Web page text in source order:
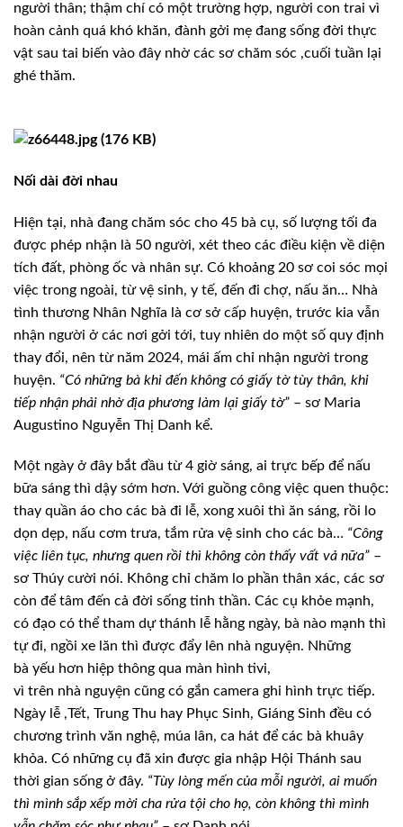
người thân; thậm chí có một trường hợp, người con trai vì
hoàn cảnh quá khó khăn, đành gởi mẹ đang sống đời thực
vật sau tai biến vào đây nhờ các sơ chăm sóc ,cuối tuần lại
ghé thăm.
Nối dài đời nhau
Hiện tại, nhà đang chăm sóc cho 45 bà cụ, số lượng tối đa
được phép nhận là 50 người, xét theo các điều kiện về diện
tích đất, phòng ốc và nhân sự. Có khoảng 20 sơ coi sóc mọi
việc trong ngoài, từ vệ sinh, y tế, đến đi chợ, nấu ăn… Nhà
tình thương Nhân Nghĩa là cơ sở cấp huyện, trước kia vẫn
nhận người ở các nơi gởi tới, tuy nhiên do một số quy định
thay đổi, nên từ năm 2024, mái ấm chỉ nhận người trong
huyện. “Có những bà khi đến không có giấy tờ tùy thân, khi
tiếp nhận phải nhờ địa phương làm lại giấy tờ” – sơ Maria
Augustino Nguyễn Thị Danh kể.
Một ngày ở đây bắt đầu từ 4 giờ sáng, ai trực bếp để nấu
bữa sáng thì dậy sớm hơn. Với guồng công việc quen thuộc:
thay quần áo cho các bà đi lễ, xong xuôi thì ăn sáng, rồi lo
dọn dẹp, nấu cơm trưa, tắm rửa vệ sinh cho các bà… “Công
việc liên tục, nhưng quen rồi thì không còn thấy vất vả nữa” –
sơ Thúy cười nói. Không chỉ chăm lo phần thân xác, các sơ
còn để tâm đến cả đời sống tinh thần. Các cụ khỏe mạnh,
có đạo có thể tham dự thánh lễ hằng ngày, bà nào mạnh thì
tự đi, ngồi xe lăn thì được đẩy lên nhà nguyện. Những
bà yếu hơn hiệp thông qua màn hình tivi,
vì trên nhà nguyện cũng có gắn camera ghi hình trực tiếp.
Ngày lễ ,Tết, Trung Thu hay Phục Sinh, Giáng Sinh đều có
chương trình văn nghệ, múa lân, ca hát để các bà khuây
khỏa. Có những cụ đã xin được gia nhập Hội Thánh sau
thời gian sống ở đây. “Tùy lòng mến của mỗi người, ai muốn
thì mình sắp xếp mời cha rửa tội cho họ, còn không thì mình